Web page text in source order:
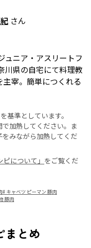
さん
ュニア・アスリートフ
川県の自宅にて料理教
宰。簡単につくれる
基準としています。
加熱してください。ま
みながら加熱してくだ
ピについて」 をご覧くだ
# キャベツ ピーマン 豚肉
豚肉
まとめ